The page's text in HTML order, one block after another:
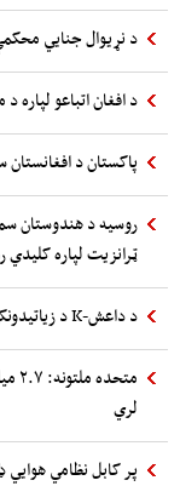
د نړیوال جنایي
د افغان اتباعو
پاکستان د
روسیه د هندوستان
ټرانزیت لپاره کلیدي
د داعش-K د زیاتیدونکي ګواښونو په وړاندې نړیواله همکاري اړینه ده
لري
پر کابل نظامي هوایي